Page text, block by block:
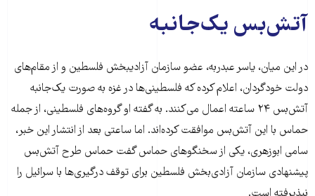
آتش‌بس یک‌جانبه
در این میان، یاسر عبدربه، عضو سازمان آزادیبخش فلسطین و از مقام‌های
دولت خودگردان، اعلام کرده که فلسطینی‌ها در غزه به صورت یک‌جانبه
آتش‌بس ۲۴ ساعته اعمال می‌کنند. به گفته او گروه‌های فلسطینی، از جمله
حماس با این آتش‌بس موافقت کرده‌اند. اما ساعتی بعد از انتشار این خبر،
سامی ابوزهری، یکی از سخنگوهای حماس گفت حماس طرح آتش‌بس
پیشنهادی سازمان آزادی‌بخش فلسطین برای توقف درگیری‌ها با سرائیل را